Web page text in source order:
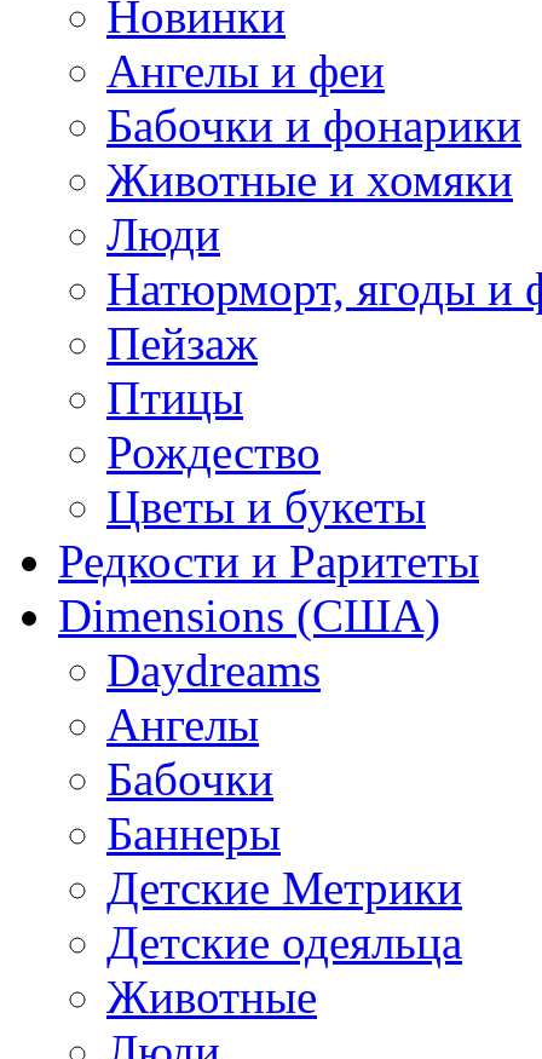
Новинки
Ангелы и феи
Бабочки и фонарики
Животные и хомяки
Люди
Натюрморт, ягоды и
Пейзаж
Птицы
Рождество
Цветы и букеты
Редкости и Раритеты
Dimensions (США)
Daydreams
Ангелы
Бабочки
Баннеры
Детские Метрики
Детские одеяльца
Животные